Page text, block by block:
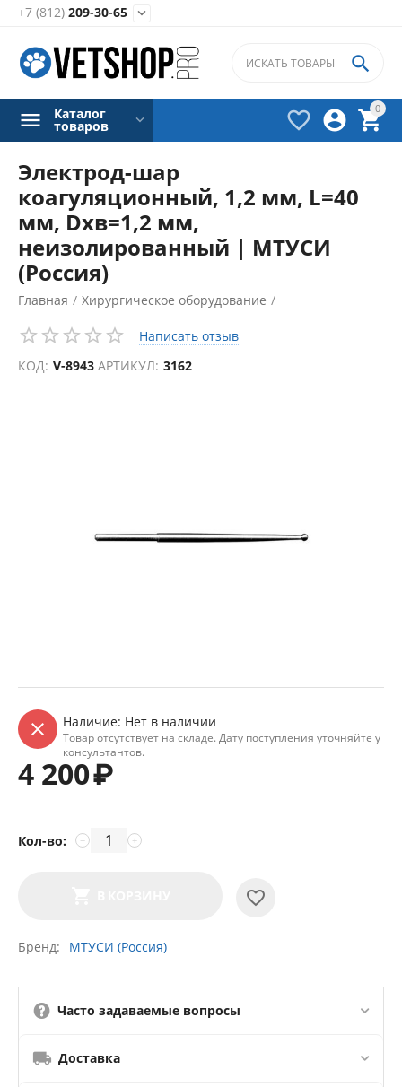
+7 (812) 209-30-65 
0




Каталог
товаров
Электрод-шар
коагуляционный, 1,2 мм, L=40
мм, Dхв=1,2 мм,
неизолированный | МТУСИ
(Россия)
Главная / Хирургическое оборудование /
Электрокоагуляторы /
Аксессуары для электрокоагуляторов
Написать отзыв
КОД: V-8943 АРТИКУЛ: 3162
Наличие: Нет в наличии
Товар отсутствует на складе. Дату поступления уточняйте у
консультантов.
4 200₽
Кол-во: +
−
Бренд МТУСИ (Россия)
Часто задаваемые вопросы
Доставка